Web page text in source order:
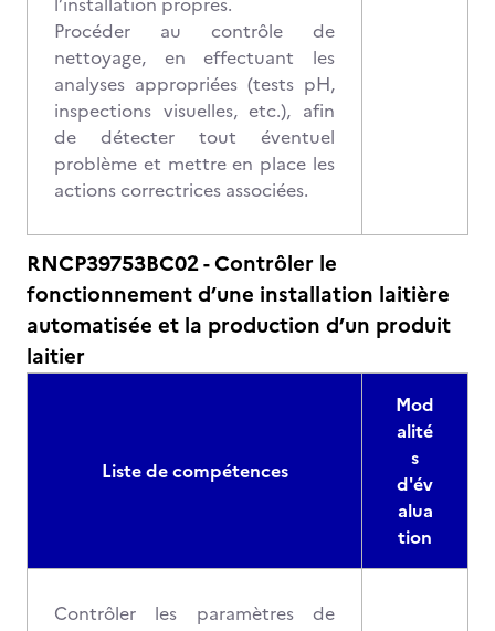
Procéder au contrôle de
nettoyage, en effectuant les
analyses appropriées (tests pH,
inspections visuelles, etc.), afin
de détecter tout éventuel
problème et mettre en place les
actions correctrices associées.
RNCP39753BC02 - Contrôler le
fonctionnement d’une installation laitière
automatisée et la production d’un produit
laitier
Liste de compétences
Mod
alité
s
d'év
alua
tion
Contrôler les paramètres de